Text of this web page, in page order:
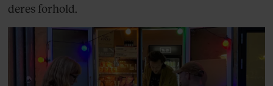
deres forhold.